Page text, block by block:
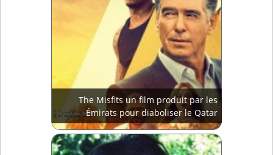
The Misfits un film produit par les
Émirats pour diaboliser le Qatar